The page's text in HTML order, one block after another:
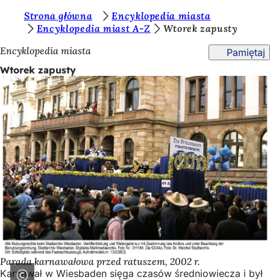
Przejdź do treści
s
t
e
ś
t
u
t
a
j
:
Strona główna
Encyklopedia miasta
Encyklopedia miast A-Z
Wtorek zapusty
Encyklopedia miasta
Pamiętaj
Wtorek zapusty
Parada karnawałowa przed ratuszem, 2002 r.
Karnawał w Wiesbaden sięga czasów średniowiecza i był